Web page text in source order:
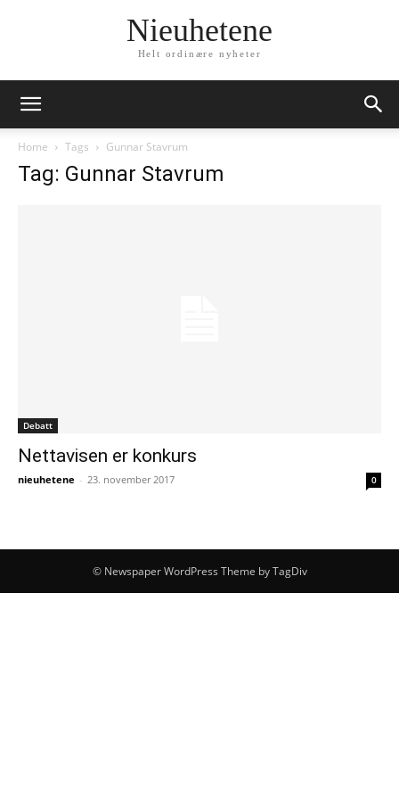
Nieuhetene
Helt ordinære nyheter
Home Tags Gunnar Stavrum
Tag: Gunnar Stavrum
Debatt
Nettavisen er konkurs
nieuhetene - 23. november 2017 0
© Newspaper WordPress Theme by TagDiv